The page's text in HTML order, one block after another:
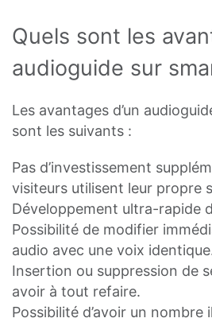
Quels sont les
audioguide sur
Les avantages d’un
sont les suivants :
Pas d’investissement
visiteurs utilisent leur propre
Développement ultra-rapide
Possibilité de modifier
audio avec une voix
Insertion ou suppression de
avoir à tout refaire.
Possibilité d’avoir un nombre